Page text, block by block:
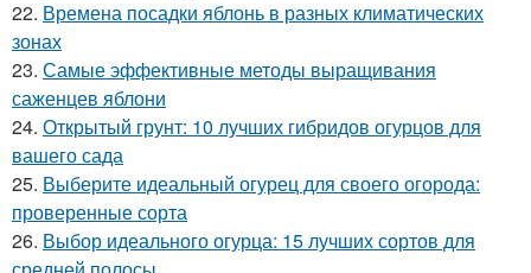
22. Времена посадки яблонь в разных климатических
зонах
23. Самые эффективные методы выращивания
саженцев яблони
24. Открытый грунт: 10 лучших гибридов огурцов для
вашего сада
25. Выберите идеальный огурец для своего огорода:
проверенные сорта
26. Выбор идеального огурца: 15 лучших сортов для